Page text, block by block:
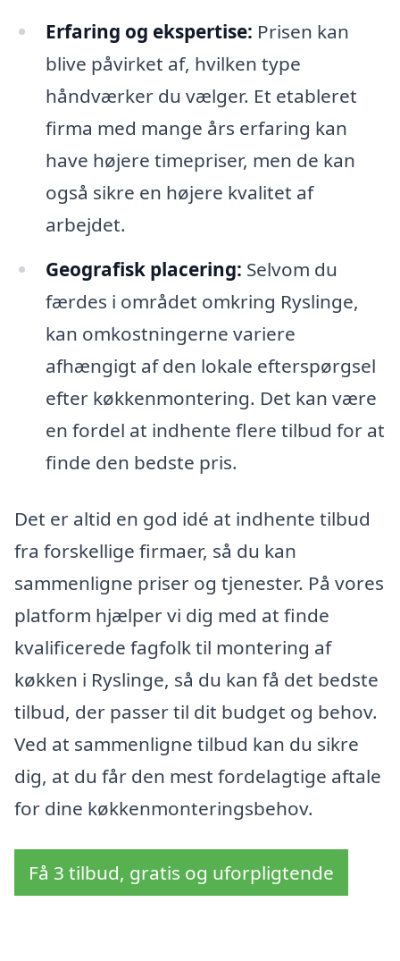
Erfaring og ekspertise: Prisen kan
blive påvirket af, hvilken type
håndværker du vælger. Et etableret
firma med mange års erfaring kan
have højere timepriser, men de kan
også sikre en højere kvalitet af
arbejdet.
Geografisk placering: Selvom du
færdes i området omkring Ryslinge,
kan omkostningerne variere
afhængigt af den lokale efterspørgsel
efter køkkenmontering. Det kan være
en fordel at indhente flere tilbud for at
finde den bedste pris.
Det er altid en god idé at indhente tilbud
fra forskellige firmaer, så du kan
sammenligne priser og tjenester. På vores
platform hjælper vi dig med at finde
kvalificerede fagfolk til montering af
køkken i Ryslinge, så du kan få det bedste
tilbud, der passer til dit budget og behov.
Ved at sammenligne tilbud kan du sikre
dig, at du får den mest fordelagtige aftale
for dine køkkenmonteringsbehov.
Få 3 tilbud, gratis og uforpligtende